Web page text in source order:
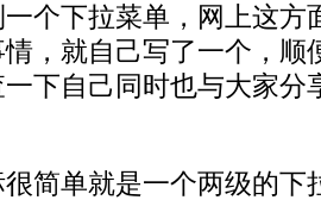
个下拉菜单，网上这方
，就自己写了一个，顺
下自己同时也与大家分
简单就是一个两级的下